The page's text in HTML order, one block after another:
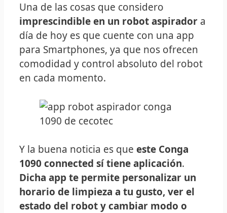
Una de las cosas que considero
imprescindible en un robot aspirador a
día de hoy es que cuente con una app
para Smartphones, ya que nos ofrecen
comodidad y control absoluto del robot
en cada momento.
Y la buena noticia es que este Conga
1090 connected sí tiene aplicación.
Dicha app te permite personalizar un
horario de limpieza a tu gusto, ver el
estado del robot y cambiar modo o